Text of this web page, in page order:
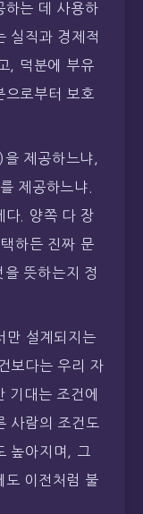
하는 데 사용하
실직과 경제적
, 덕분에 부유
으로부터 보호
제공하느냐,
제공하느냐.
다. 양쪽 다 장
하든 진짜 문
을 뜻하는지 정
만 설계되지는
보다는 우리 자
기대는 조건에
사람의 조건도
높아지며, 그
도 이전처럼 불